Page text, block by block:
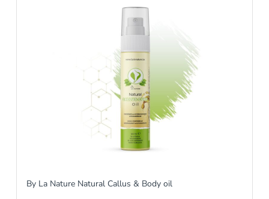
By La Nature Natural Callus & Body oil